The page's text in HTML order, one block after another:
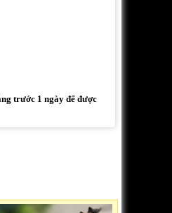
trước 1 ngày để được